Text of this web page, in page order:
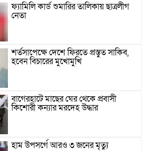
ফ্যামিলি কার্ড শুমারির তালিকায় ছাত্রলীগ
নেতা
শর্তসাপেক্ষে দেশে ফিরতে প্রস্তুত সাকিব,
হবেন বিচারের মুখোমুখি
বাগেরহাটে মাছের ঘের থেকে প্রবাসী
কিশোরী কন্যার মরদেহ উদ্ধার
হাম উপসর্গে আরও ৩ জনের মৃত্যু